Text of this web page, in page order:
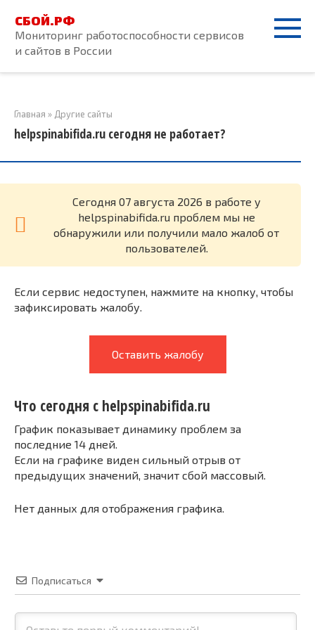
контенту
СБОЙ.РФ
Мониторинг работоспособности сервисов
и сайтов в России
Главная » Другие сайты
helpspinabifida.ru сегодня не работает?
Cегодня 07 августа 2026 в работе у
helpspinabifida.ru проблем мы не
обнаружили или получили мало жалоб от
пользователей.
Если сервис недоступен, нажмите на кнопку, чтобы
зафиксировать жалобу.
Оставить жалобу
Что сегодня с helpspinabifida.ru
График показывает динамику проблем за
последние 14 дней.
Если на графике виден сильный отрыв от
предыдущих значений, значит сбой массовый.
Нет данных для отображения графика.
Подписаться